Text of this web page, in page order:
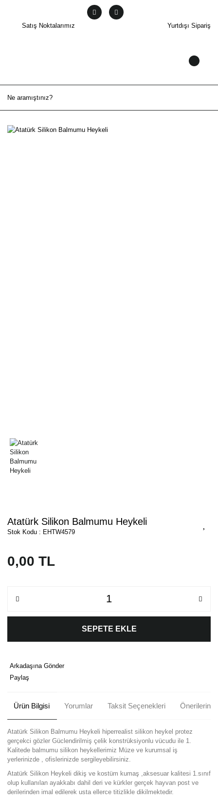
Satış Noktalarımız Yurtdışı Sipariş
Atatürk Silikon Balmumu Heykeli
Stok Kodu : EHTW4579
0,00 TL
SEPETE EKLE
Arkadaşına Gönder
Paylaş
Ürün Bilgisi Yorumlar Taksit Seçenekleri Önerileriniz
Atatürk Silikon Balmumu Heykeli hiperrealist silikon heykel protez
gerçekci gözler Güclendirilmiş çelik konstrüksiyonlu vücudu ile 1.
Kalitede balmumu silikon heykellerimiz Müze ve kurumsal iş
yerlerinizde , ofislerinizde sergileyebilirsiniz.
Atatürk Silikon Heykeli dikiş ve kostüm kumaş ,aksesuar kalitesi 1.sınıf
olup kullanılan ayakkabı dahil deri ve kürkler gerçek hayvan post ve
derilerinden imal edilerek usta ellerce titizlikle dikilmektedir.